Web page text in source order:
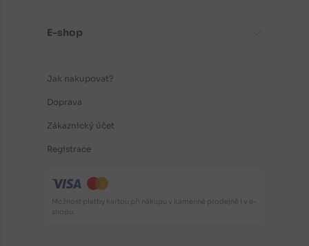
E-shop
Jak nakupovat?
Doprava
Zákaznický účet
Registrace
Možnost platby kartou při nákupu v kamenné prodejně i v e-
shopu.